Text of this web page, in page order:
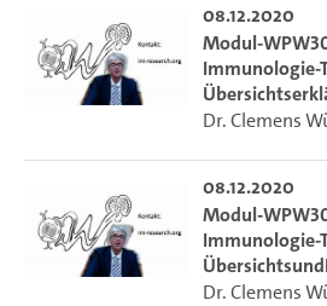
08.12.2020
Modul-
Immunologie-
Dr. Clemens
08.12.2020
Modul-
Immunologie-
Dr. Clemens